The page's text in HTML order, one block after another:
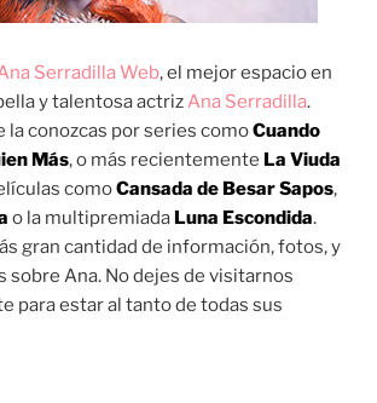
Serradilla Web, el mejor espacio en
y talentosa actrizAna Serradilla.
la conozcas por series comoCuando
Más, o más recientemente La Viuda
comoCansada de Besar Sapos,
o la multipremiada Luna Escondida.
gran cantidad de información, fotos, y
sobre Ana. No dejes de visitarnos
para estar al tanto de todas sus